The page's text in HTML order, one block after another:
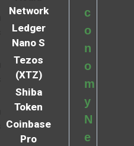
Network
Ledger
Nano S
Tezos
(XTZ)
Shiba
Token
Coinbase
Pro
c
o
n
o
m
y
N
e